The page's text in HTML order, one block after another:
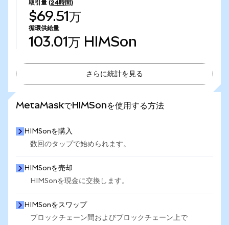
取引量 (24時間)
$69.51万
循環供給量
103.01万 HIMSon
さらに統計を見る
MetaMaskでHIMSonを使用する方法
HIMSonを購入
数回のタップで始められます。
HIMSonを売却
HIMSonを現金に交換します。
HIMSonをスワップ
ブロックチェーン間およびブロックチェーン上で